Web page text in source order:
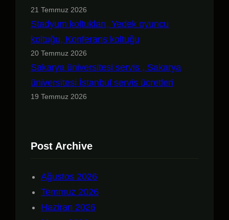
21 Temmuz 2026
Stadyum koltukları, Yedek oyuncu
koltuğu, Konferans koltuğu
20 Temmuz 2026
Sakarya üniversitesi servis , Sakarya
üniversitesi İstanbul servis ücretleri
19 Temmuz 2026
Post Archive
Ağustos 2026
Temmuz 2026
Haziran 2026